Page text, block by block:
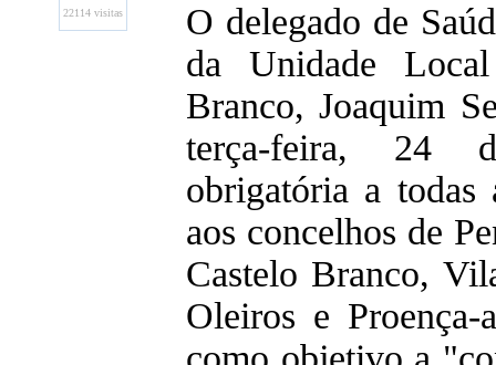
22114 visitas
O delegado de
da Unidade
Branco, Joaquim
terça-feira, 24
obrigatória a todas
aos concelhos de
Castelo Branco,
Oleiros e